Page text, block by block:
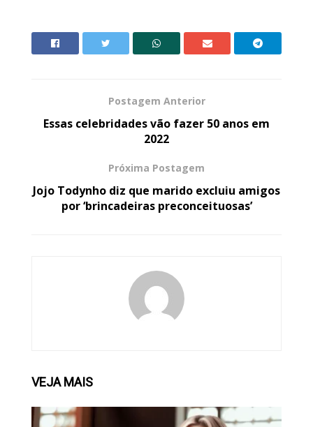
Postagem Anterior
Essas celebridades vão fazer 50 anos em
2022
Próxima Postagem
Jojo Todynho diz que marido excluiu amigos
por ‘brincadeiras preconceituosas’
VEJAMAIS